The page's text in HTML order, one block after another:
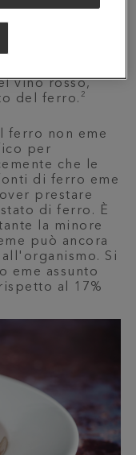
interferire con
Ad
in alimenti
può ridurre
vino rosso,
del ferro. 2
ferro non eme
per
che le
di ferro eme
prestare
di ferro. È
la minore
può ancora
Si
eme assunto
al 17%